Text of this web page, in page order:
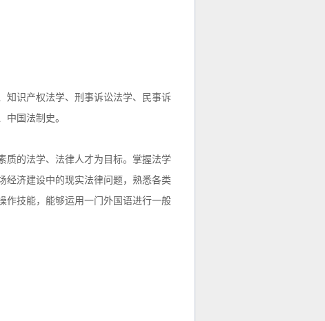
识产权法学、刑事诉讼法学、民事诉
国法制史。
的法学、法律人才为目标。掌握法学
经济建设中的现实法律问题，熟悉各类
作技能，能够运用一门外国语进行一般